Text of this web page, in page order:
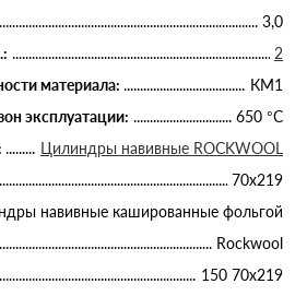
3,0
2
материала:
КМ1
эксплуатации:
650 °С
Цилиндры навивные ROCKWOOL
70х219
навивные кашированные фольгой
Rockwool
150 70х219